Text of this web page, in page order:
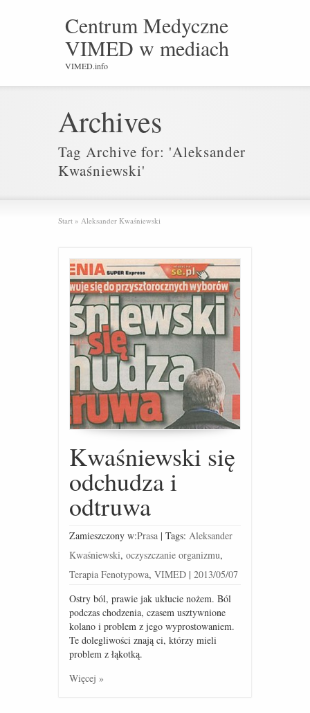
Centrum Medyczne
VIMED w mediach
VIMED.info
Archives
Tag Archive for: 'Aleksander
Kwaśniewski'
Start » Aleksander Kwaśniewski
Kwaśniewski się
odchudza i
odtruwa
Zamieszczony w:Prasa | Tags: Aleksander
Kwaśniewski, oczyszczanie organizmu,
Terapia Fenotypowa, VIMED | 2013/05/07
Ostry ból, prawie jak ukłucie nożem. Ból
podczas chodzenia, czasem usztywnione
kolano i problem z jego wyprostowaniem.
Te dolegliwości znają ci, którzy mieli
problem z łąkotką.
Więcej »